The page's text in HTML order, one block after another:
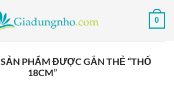
0
SẢN PHẨM ĐƯỢC GẮN THẺ “THỐ
18CM”